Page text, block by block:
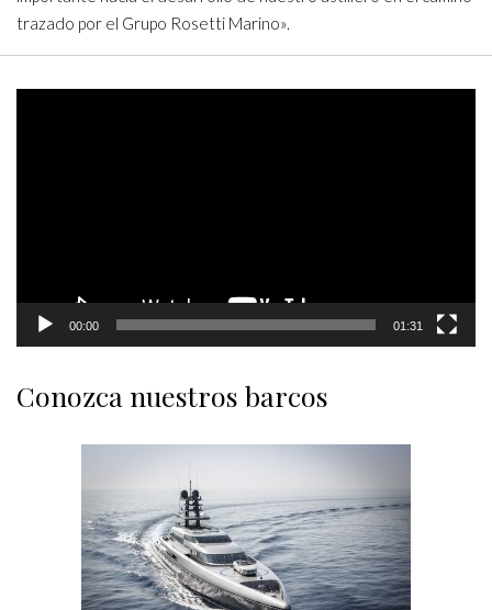
trazado por el Grupo Rosetti Marino».
00:00 01:31
Conozca nuestros barcos